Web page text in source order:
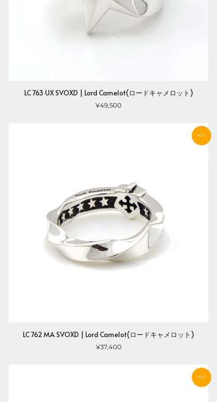
LC 763 UX SVOXD | Lord Camelot(ロードキャメロット)
¥49,500
HOT
LC 762 MA SVOXD | Lord Camelot(ロードキャメロット)
¥37,400
HOT